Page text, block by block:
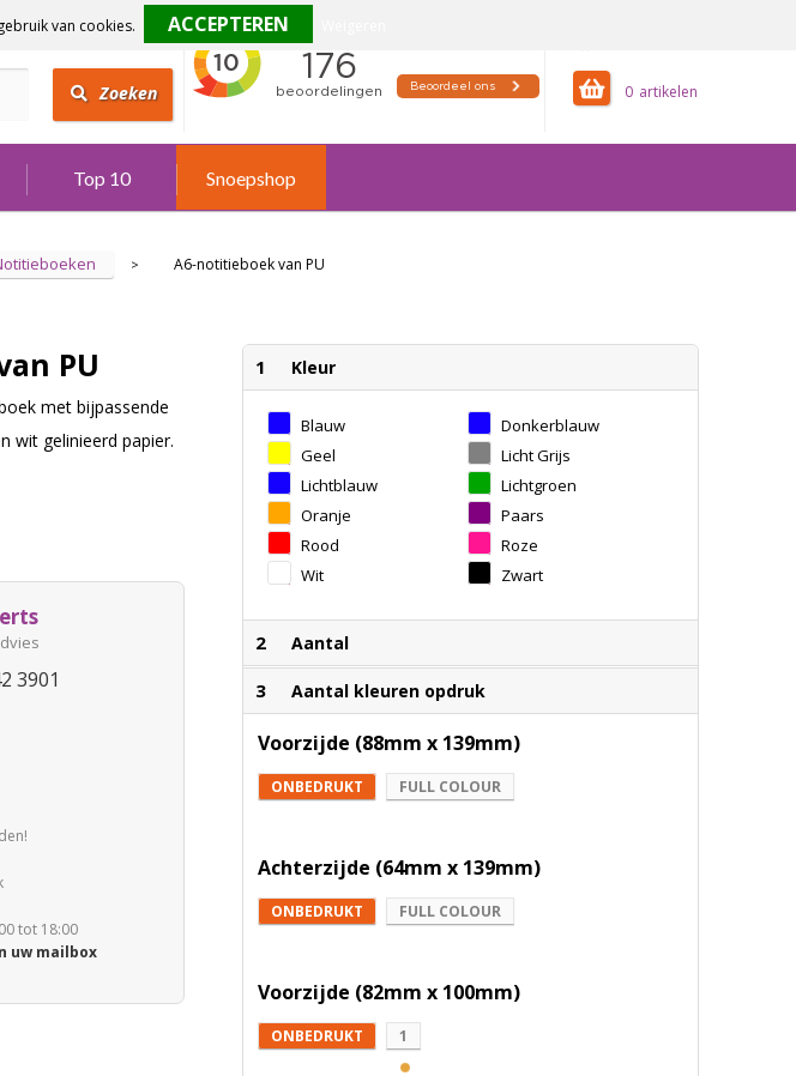
0
Zoeken
Top 10 Snoepshop
> A6-notitieboek van PU
PU
met bijpassende
wit gelinieerd papier.
3901
tot 18:00
uw mailbox
1 Kleur
Blauw
Donkerblauw
Geel
Licht Grijs
Lichtblauw
Lichtgroen
Oranje
Paars
Rood
Roze
Wit
Zwart
2 Aantal
3 Aantal kleuren opdruk
Voorzijde (88mm x 139mm)
ONBEDRUKT FULL COLOUR
Achterzijde (64mm x 139mm)
ONBEDRUKT FULL COLOUR
Voorzijde (82mm x 100mm)
ONBEDRUKT 1
van cookies.